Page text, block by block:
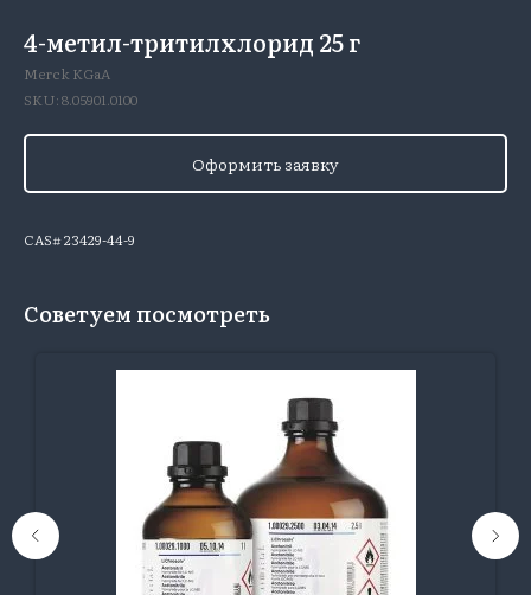
4-метил-тритилхлорид 25 г
Merck KGaA
SKU:8.05901.0100
Оформить заявку
CAS# 23429-44-9
Советуем посмотреть